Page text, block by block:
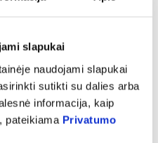
slapukai
naudojami slapukai
sutikti su dalies arba
informacija, kaip
pateikiama Privatumo
Hyllie Boulevard 34, S-215 32 Malmö,